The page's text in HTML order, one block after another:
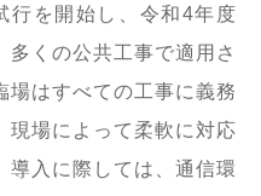
行を開始し、令和4年度
多くの公共工事で適用さ
場はすべての工事に義務
現場によって柔軟に対応
導入に際しては、通信環